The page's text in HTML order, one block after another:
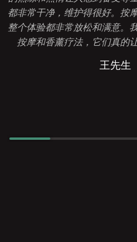
都非常干净，维护得很好。按
整个体验都非常放松和满意。
按摩和香薰疗法，它们真的
王先生